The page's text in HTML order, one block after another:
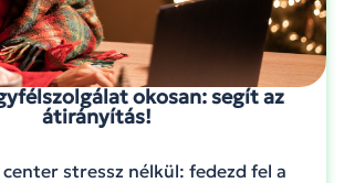
okosan: segít az
átirányítás!
stressz nélkül: fedezd fel a